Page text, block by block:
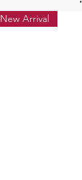
New Arrival